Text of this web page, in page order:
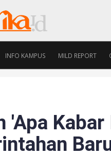
INFO KAMPUS MILD REPORT
'Apa